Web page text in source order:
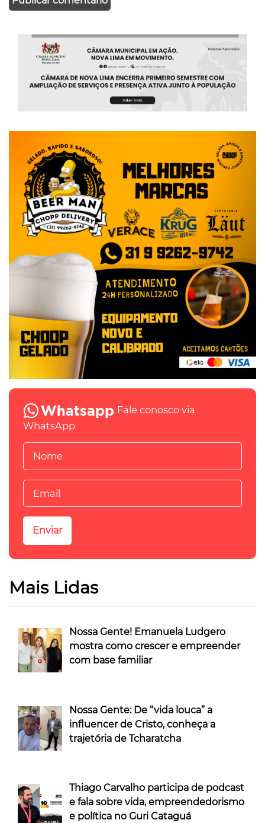
Fale conosco via
WhatsApp
Mais Lidas
Nossa Gente! Emanuela Ludgero
mostra como crescer e empreender
com base familiar
Nossa Gente: De “vida louca” a
influencer de Cristo, conheça a
trajetória de Tcharatcha
Thiago Carvalho participa de podcast
e fala sobre vida, empreendedorismo
e política no Guri Cataguá